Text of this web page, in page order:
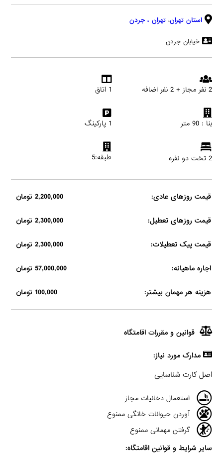
استان تهران، تهران ، جردن
خیابان جردن
2 نفر مجاز + 2 نفر اضافه 1 اتاق
بنا : 90 متر 1 پارکینگ
2 تخت دو نفره طبقه:5
قیمت روزهای عادی: 2,200,000 تومان
قیمت روزهای تعطیل: 2,300,000 تومان
قیمت پیک تعطیلات: 2,300,000 تومان
اجاره ماهیانه: 57,000,000 تومان
هزینه هر مهمان بیشتر: 100,000 تومان
قوانین و مقررات اقامتگاه
مدارک مورد نیاز:
اصل کارت شناسایی
استعمال دخانیات مجاز
آوردن حیوانات خانگی ممنوع
گرفتن مهمانی ممنوع
سایر شرایط و قوانین اقامتگاه: